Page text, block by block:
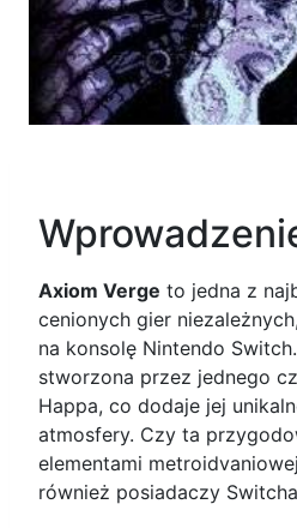
Axiom Verge to jedna z
cenionych gier
na konsolę Nintendo
stworzona przez jednego
Happa, co dodaje jej
atmosfery. Czy ta
elementami
również posiadaczy